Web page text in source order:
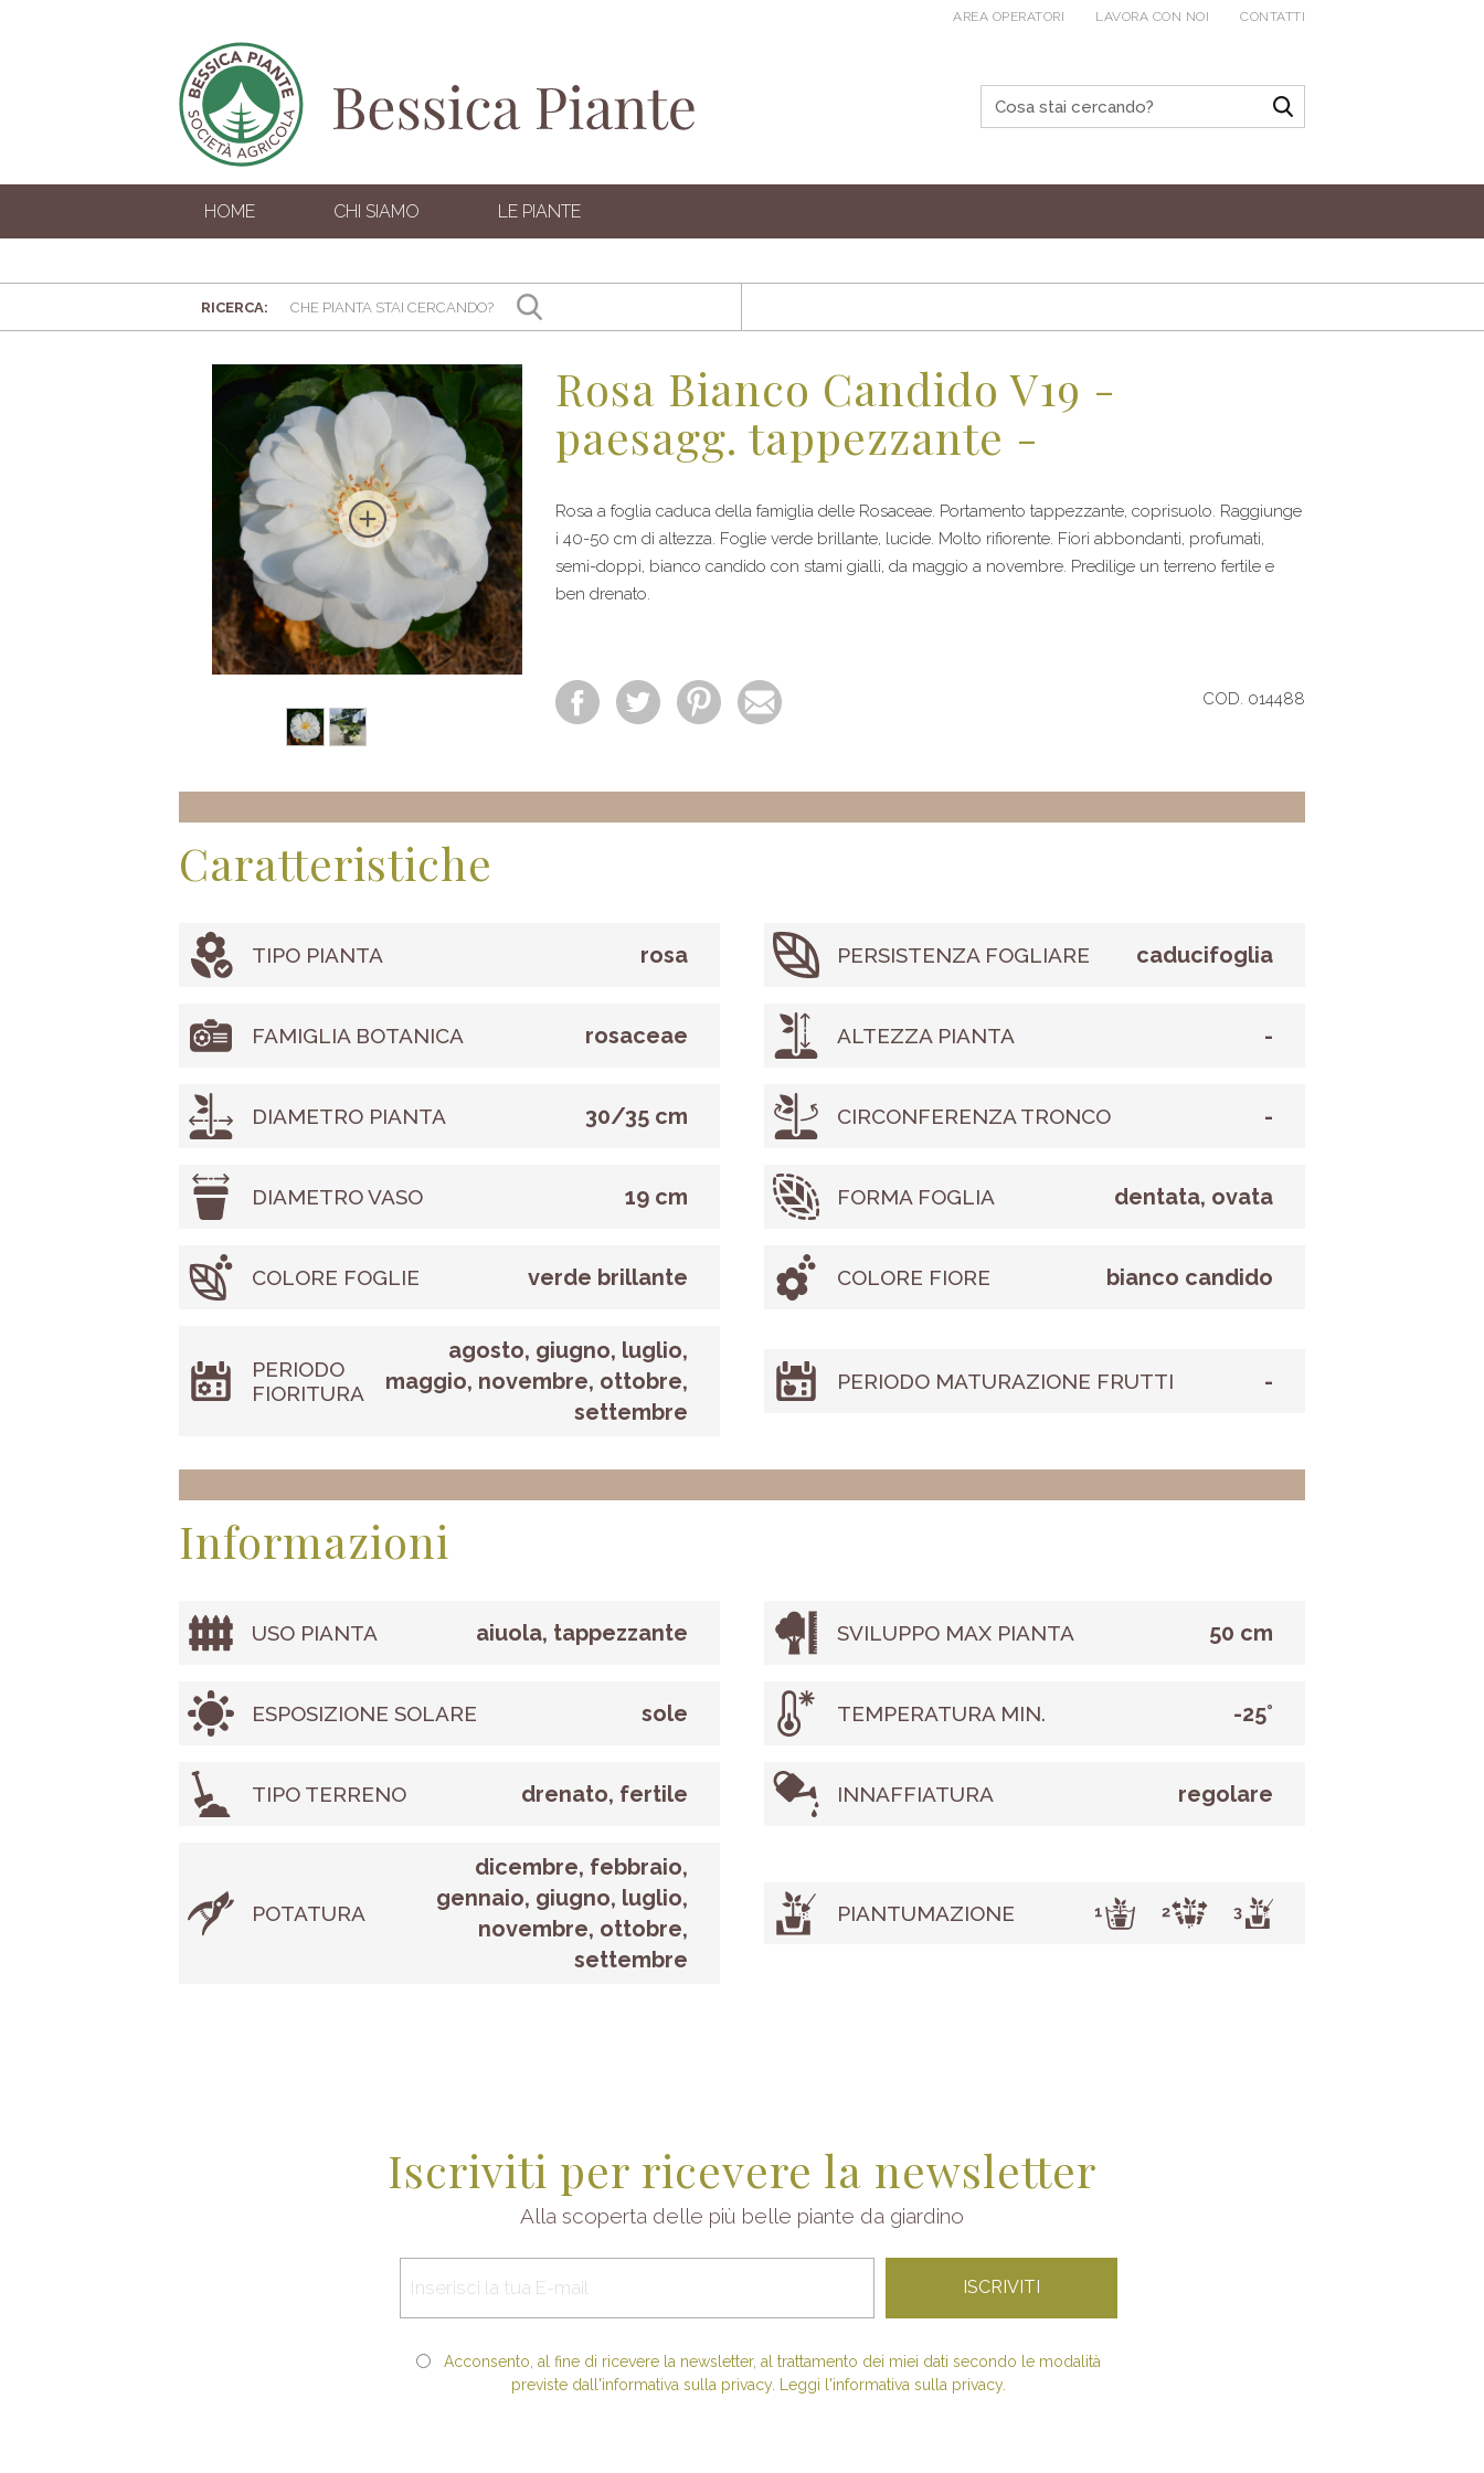
AREA OPERATORI LAVORA CON NOI CONTATTI
HOME CHI SIAMO LE PIANTE
RICERCA:
Rosa Bianco Candido V19 -
paesagg. tappezzante -
Rosa a foglia caduca della famiglia delle Rosaceae. Portamento tappezzante, coprisuolo. Raggiunge
i 40-50 cm di altezza. Foglie verde brillante, lucide. Molto rifiorente. Fiori abbondanti, profumati,
semi-doppi, bianco candido con stami gialli, da maggio a novembre. Predilige un terreno fertile e
ben drenato.
COD. 014488
Caratteristiche
TIPO PIANTA rosa PERSISTENZA FOGLIARE caducifoglia
FAMIGLIA BOTANICA rosaceae ALTEZZA PIANTA -
DIAMETRO PIANTA 30/35 cm CIRCONFERENZA TRONCO -
DIAMETRO VASO 19 cm FORMA FOGLIA dentata, ovata
COLORE FOGLIE verde brillante COLORE FIORE bianco candido
PERIODO
FIORITURA
agosto, giugno, luglio,
maggio, novembre, ottobre,
settembre
PERIODO MATURAZIONE FRUTTI -
Informazioni
USO PIANTA aiuola, tappezzante SVILUPPO MAX PIANTA 50 cm
ESPOSIZIONE SOLARE sole TEMPERATURA MIN. -25°
TIPO TERRENO drenato, fertile INNAFFIATURA regolare
POTATURA
dicembre, febbraio,
gennaio, giugno, luglio,
novembre, ottobre,
settembre
PIANTUMAZIONE
Iscriviti per ricevere la newsletter
Alla scoperta delle più belle piante da giardino
Acconsento, al fine di ricevere la newsletter, al trattamento dei miei dati secondo le modalità
previste dall'informativa sulla privacy. Leggi l'informativa sulla privacy.